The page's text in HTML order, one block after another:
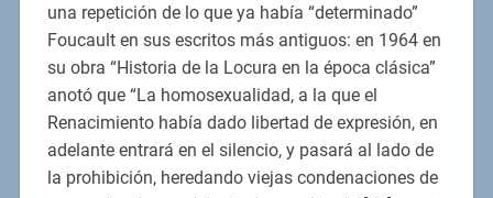
una repetición de lo que ya había “determinado”
Foucault en sus escritos más antiguos: en 1964 en
su obra “Historia de la Locura en la época clásica”
anotó que “La homosexualidad, a la que el
Renacimiento había dado libertad de expresión, en
adelante entrará en el silencio, y pasará al lado de
la prohibición, heredando viejas condenaciones de